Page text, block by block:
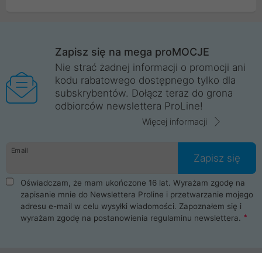
Wrocław, Poznań, Legnica, Katowice, Gliwice, Kalisz, Bytom,
Trzebnica, Opole. Szybka i profesjonalna obsługa!
ProLine to polska firma ze 100% polskim kapitałem. Działamy
legalnie i płacimy podatki w naszym kraju! Posiadamy siedzibę
główną w Mirkowie oraz salony na terenie kraju. Cała
komunikacja ze sklepem komputerowym ProLine jest
danych osobowych. Dlatego zakup notebooka albo laptopa w
ProLine to czysta przyjemność i pełne bezpieczeństwo.
Zaopatrzysz się u nas w akcesoria i części komputerowe
takie jak procesory, karty graficzne, płyty główne, pamięci,
dyski SSD, M.2 oraz HDD. Nasi pracownicy pomogą Ci wybrać
najlepszy zasilacz komputerowy oraz obudowę do komputera.
Poza komputerami mamy również najlepsze na rynku
Smartfony takich producentów jak Xiaomi, Apple, Samsung i
Zapisz się na mega proMOCJE
Nie strać żadnej informacji o promocji ani
kodu rabatowego dostępnego tylko dla
subskrybentów. Dołącz teraz do grona
odbiorców newslettera ProLine!
Więcej informacji
Email
Zapisz się
Oświadczam, że mam ukończone 16 lat. Wyrażam zgodę na
zapisanie mnie do Newslettera Proline i przetwarzanie mojego
adresu e-mail w celu wysyłki wiadomości. Zapoznałem się i
wyrażam zgodę na postanowienia regulaminu newslettera.